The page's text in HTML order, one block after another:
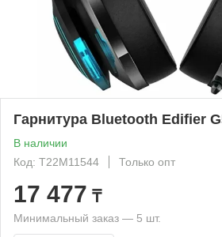
Гарнитура Bluetooth Edifier
В наличии
Код: T22M11544
Только опт
17 477 ₸
Минимальный заказ — 5 шт.